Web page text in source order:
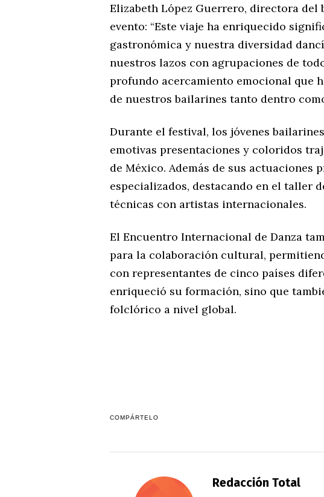
Elizabeth López Guerrero, directora
evento: “Este viaje ha enriquecido
gastronómica y nuestra diversidad
nuestros lazos con agrupaciones de
profundo acercamiento emocional que
de nuestros bailarines tanto dentro
Durante el festival, los jóvenes
emotivas presentaciones y coloridos
de México. Además de sus
especializados, destacando en el taller
técnicas con artistas internacionales.
El Encuentro Internacional de Danza
para la colaboración cultural,
con representantes de cinco países
enriqueció su formación, sino que
folclórico a nivel global.
COMPÁRTELO
Redacción Total